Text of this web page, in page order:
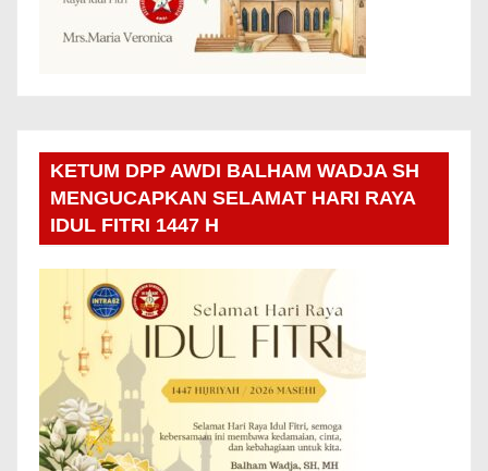
KETUM DPP AWDI BALHAM WADJA SH
MENGUCAPKAN SELAMAT HARI RAYA
IDUL FITRI 1447 H